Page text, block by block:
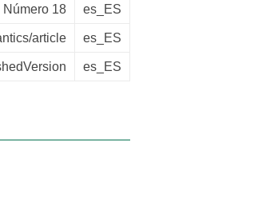
18 es_ES
article es_ES
es_ES